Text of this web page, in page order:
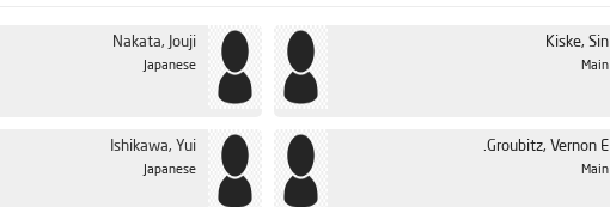
Nakata, Jouji
Japanese
Kiske, Sin
Main
Ishikawa, Yui
Japanese
Groubitz, Vernon E.
Main